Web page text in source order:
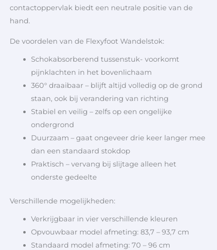
contactoppervlak biedt een neutrale positie van de
hand.
De voordelen van de Flexyfoot Wandelstok:
Schokabsorberend tussenstuk- voorkomt
pijnklachten in het bovenlichaam
360° draaibaar – blijft altijd volledig op de grond
staan, ook bij verandering van richting
Stabiel en veilig – zelfs op een ongelijke
ondergrond
Duurzaam – gaat ongeveer drie keer langer mee
dan een standaard stokdop
Praktisch – vervang bij slijtage alleen het
onderste gedeelte
Verschillende mogelijkheden:
Verkrijgbaar in vier verschillende kleuren
Opvouwbaar model afmeting: 83,7 – 93,7 cm
Standaard model afmeting: 70 – 96 cm